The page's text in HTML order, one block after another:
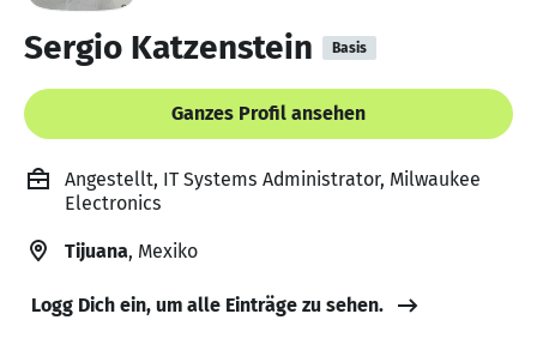
Sergio Katzenstein Basis
Ganzes Profil ansehen
Angestellt, IT Systems Administrator, Milwaukee
Electronics
Tijuana, Mexiko
Logg Dich ein, um alle Einträge zu sehen.